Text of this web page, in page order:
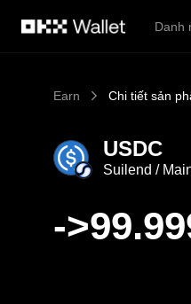
Danh
Earn Chi tiết sản
USDC
Suilend /
-